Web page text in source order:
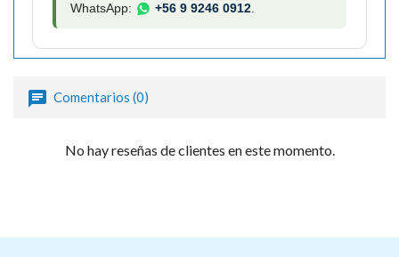
WhatsApp:
+56 9 9246 0912
Comentarios (0)
No hay reseñas de clientes en este momento.